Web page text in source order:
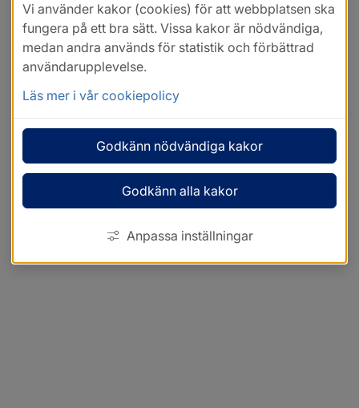
Vi använder kakor (cookies) för att webbplatsen ska
fungera på ett bra sätt. Vissa kakor är nödvändiga,
medan andra används för statistik och förbättrad
användarupplevelse.
Läs mer i vår cookiepolicy
Godkänn nödvändiga kakor
Godkänn alla kakor
Anpassa inställningar